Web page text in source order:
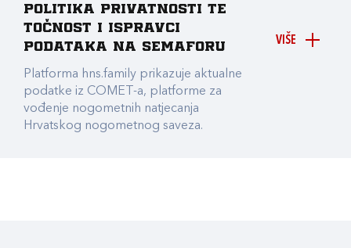
VIŠE
Politika privatnosti te
točnost i ispravci
podataka na Semaforu
Platforma hns.family prikazuje aktualne
podatke iz COMET-a, platforme za
vođenje nogometnih natjecanja
Hrvatskog nogometnog saveza.